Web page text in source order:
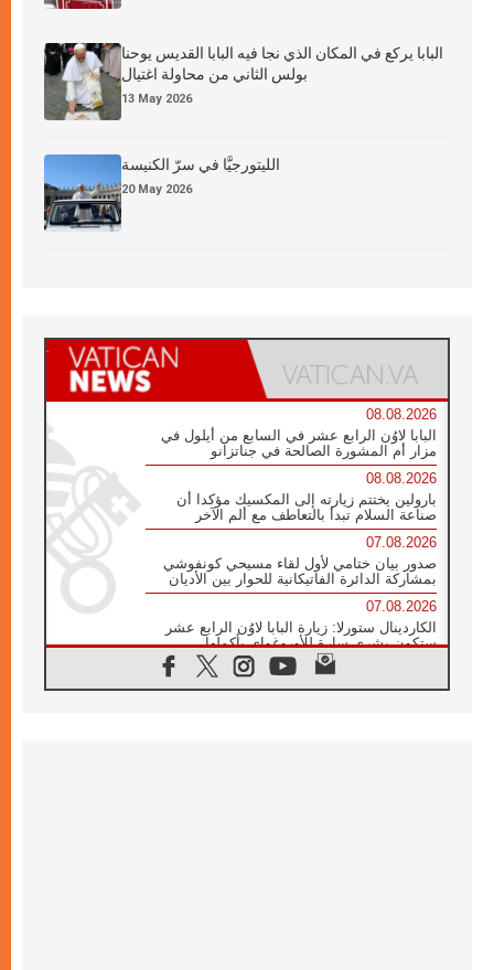
البابا يركع في المكان الذي نجا فيه البابا القديس يوحنا
بولس الثاني من محاولة اغتيال
13 May 2026
الليتورجيَّا في سرّ الكنيسة
20 May 2026
08.08.2026
البابا لاوُن الرابع عشر في السابع من أيلول في
مزار أم المشورة الصالحة في جناتزانو
08.08.2026
بارولين يختتم زيارته إلى المكسيك مؤكدا أن
صناعة السلام تبدأ بالتعاطف مع ألم الآخر
07.08.2026
صدور بيان ختامي لأول لقاء مسيحي كونفوشي
بمشاركة الدائرة الفاتيكانية للحوار بين الأديان
07.08.2026
الكاردينال ستورلا: زيارة البابا لاوُن الرابع عشر
ستكون بشرى سارة للأوروغواي بأكملها
الفاتيكان يعلن برنامج الزيارة الرسولية للبابا لاوُن